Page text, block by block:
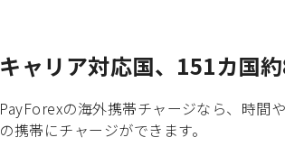
キャリア対応国、151カ国
PayForexの海外携帯チャージなら、時間
の携帯にチャージができます。